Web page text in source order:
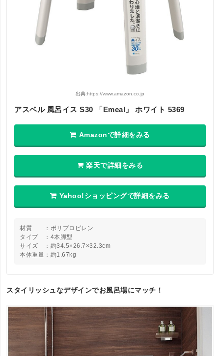
出典: https://www.amazon.co.jp
アスベル 風呂イス S30 「Emeal」 ホワイト 5369
Amazonで詳細をみる
楽天で詳細をみる
Yahoo!ショッピングで詳細をみる
材質 ：ポリプロピレン
タイプ ：4本脚型
サイズ ：約34.5×26.7×32.3cm
本体重量：約1.67kg
スタイリッシュなデザインでお風呂場にマッチ！